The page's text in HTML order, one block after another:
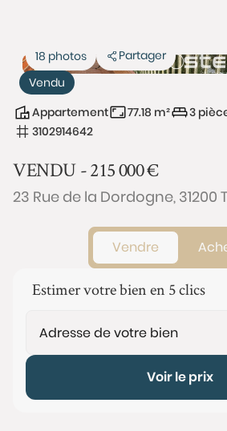
Vendu
18 photos Partager
Appartement 77.18 m² 3
3102914642
VENDU -215 000€
23 Rue de la Dordogne, 31200
Vendre
Estimer votre bien en 5 clics
Voir le prix